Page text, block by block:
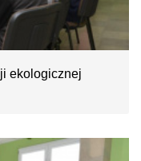
ekologicznej